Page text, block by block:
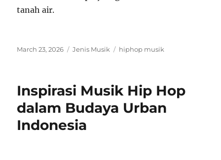
tanah air.
Posted
March 23, 2026 Categories
Jenis Musik Tags
hiphop musik
Inspirasi Musik Hip Hop
dalam Budaya Urban
Indonesia